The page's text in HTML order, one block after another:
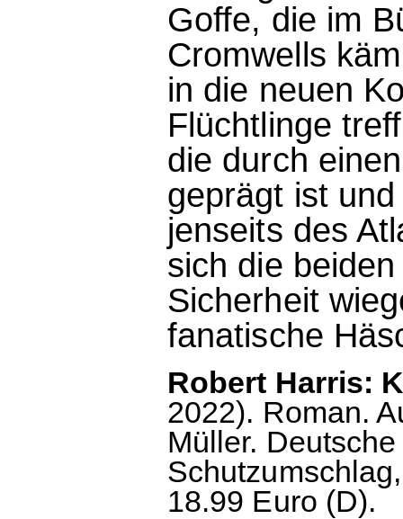
Goffe, die im
Cromwells
in die neuen
Flüchtlinge
die durch
geprägt ist
jenseits des
sich die
Sicherheit
fanatische
Robert Harris:
2022). Roman.
Müller.
18.99 Euro (D).